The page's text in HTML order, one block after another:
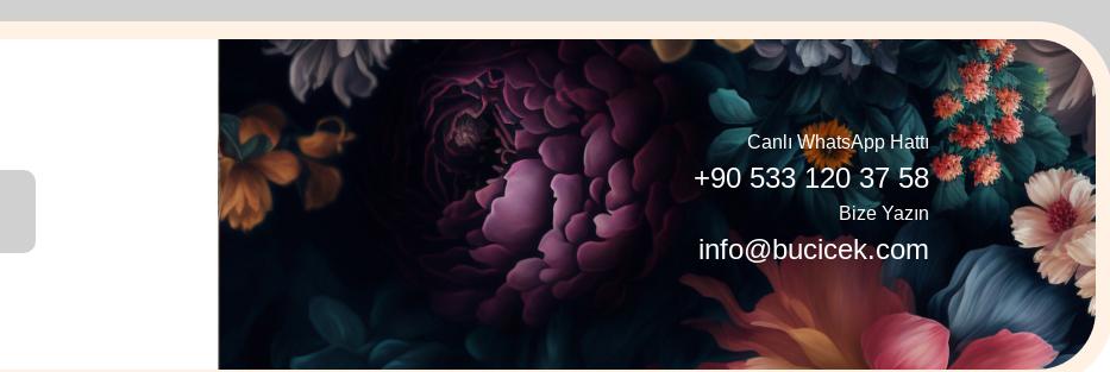
Canlı WhatsApp Hattı
+90 533 120 37 58
Bize Yazın
info@bucicek.com